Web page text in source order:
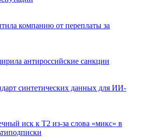
компанию от переплаты за
антироссийские санкции
синтетических данных для ИИ-
иск к Т2 из-за слова «микс» в